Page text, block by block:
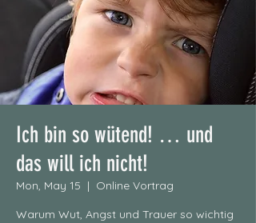
Ich bin so wütend! … und
das will ich nicht!
Mon, May 15
  |
Online Vortrag
Warum Wut, Angst und Trauer so wichtig